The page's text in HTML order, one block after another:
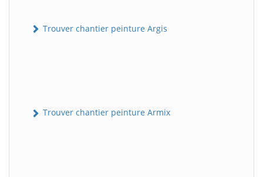
Trouver chantier peinture Argis
Trouver chantier peinture Armix